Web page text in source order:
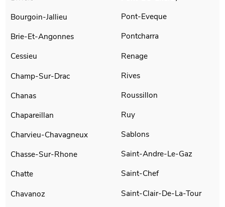
Bourgoin-Jallieu
Brie-Et-Angonnes
Cessieu
Champ-Sur-Drac
Chanas
Chapareillan
Charvieu-Chavagneux
Chasse-Sur-Rhone
Chatte
Chavanoz
Pont-Eveque
Pontcharra
Renage
Rives
Roussillon
Ruy
Sablons
Saint-Andre-Le-Gaz
Saint-Chef
Saint-Clair-De-La-Tour